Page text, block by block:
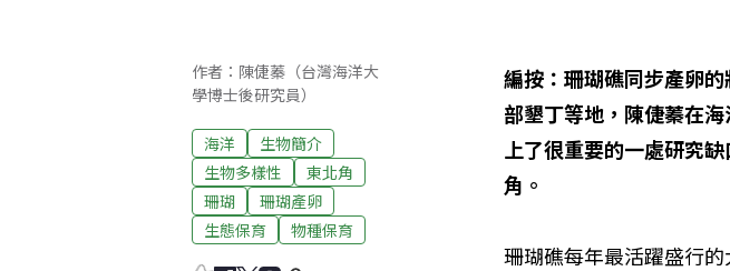
作者：陳倢蓁（台灣海洋大
學博士後研究員）
海洋
生物簡介
生物多樣性
東北角
珊瑚
珊瑚產卵
生態保育
物種保育
編按：珊瑚礁同步產卵
部墾丁等地，陳倢蓁在
上了很重要的一處研究
角。
珊瑚礁每年最活躍盛行